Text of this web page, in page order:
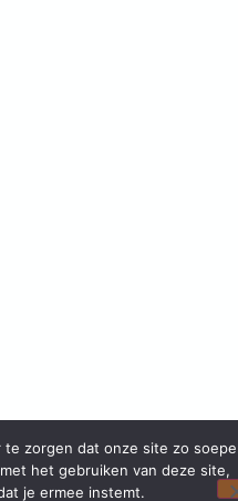
te zorgen dat onze site zo
het gebruiken van deze site,
je ermee instemt.